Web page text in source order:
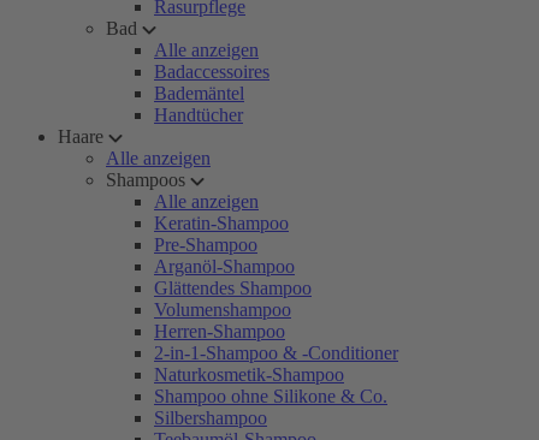
Rasurpflege
Bad
Alle anzeigen
Badaccessoires
Bademäntel
Handtücher
Haare
Alle anzeigen
Shampoos
Alle anzeigen
Keratin-Shampoo
Pre-Shampoo
Arganöl-Shampoo
Glättendes Shampoo
Volumenshampoo
Herren-Shampoo
2-in-1-Shampoo & -Conditioner
Naturkosmetik-Shampoo
Shampoo ohne Silikone & Co.
Silbershampoo